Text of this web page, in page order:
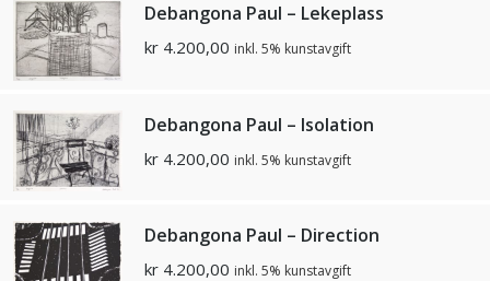
Debangona Paul – Lekeplass
kr 4.200,00 inkl. 5% kunstavgift
Debangona Paul – Isolation
kr 4.200,00 inkl. 5% kunstavgift
Debangona Paul – Direction
kr 4.200,00 inkl. 5% kunstavgift